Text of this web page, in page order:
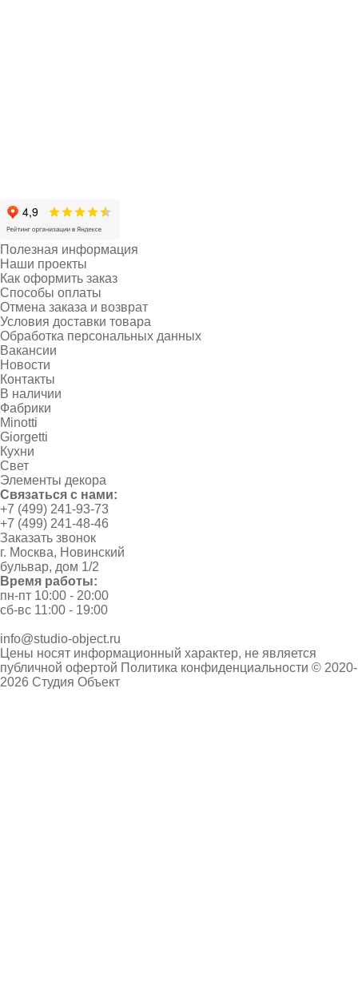
Полезная информация
Наши проекты
Как оформить заказ
Способы оплаты
Отмена заказа и возврат
Условия доставки товара
Обработка персональных данных
Вакансии
Новости
Контакты
В наличии
Фабрики
Minotti
Giorgetti
Кухни
Свет
Элементы декора
Связаться с нами:
+7 (499) 241-93-73
+7 (499) 241-48-46
Заказать звонок
г. Москва, Новинский
бульвар, дом 1/2
Время работы:
пн-пт 10:00 - 20:00
сб-вс 11:00 - 19:00
info@studio-object.ru
Цены носят информационный характер, не является
публичной офертой Политика конфиденциальности © 2020-
2026 Студия Объект